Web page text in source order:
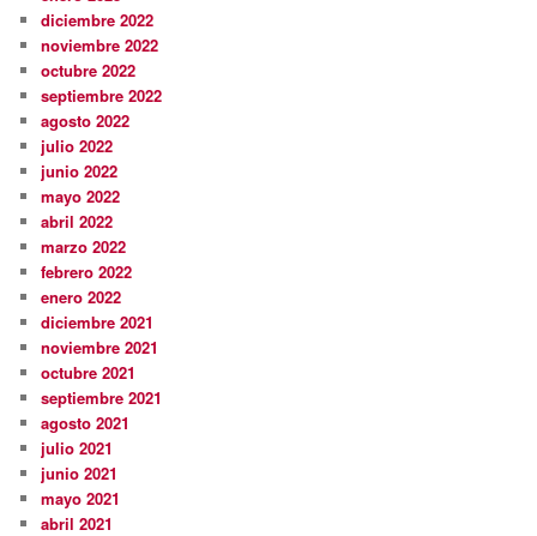
diciembre 2022
noviembre 2022
octubre 2022
septiembre 2022
agosto 2022
julio 2022
junio 2022
mayo 2022
abril 2022
marzo 2022
febrero 2022
enero 2022
diciembre 2021
noviembre 2021
octubre 2021
septiembre 2021
agosto 2021
julio 2021
junio 2021
mayo 2021
abril 2021